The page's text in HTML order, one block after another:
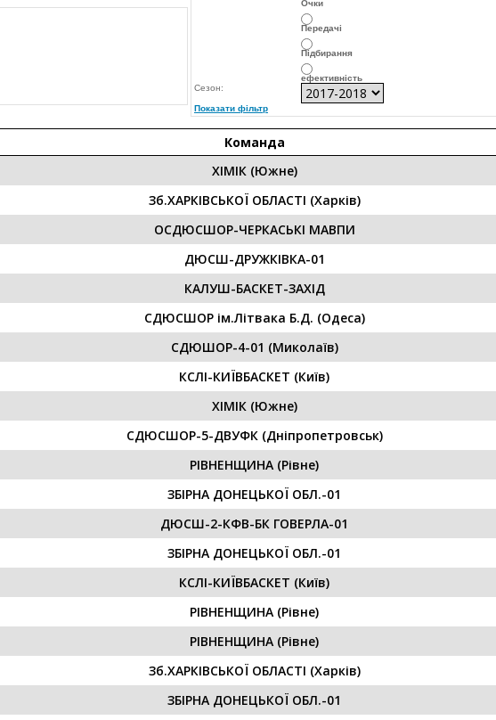
Очки
Передачі
Підбирання
ефективність
Сезон:
Показати фільтр
Команда
ХІМІК (Южне)
Зб.ХАРКІВСЬКОЇ ОБЛАСТІ (Харків)
ОСДЮСШОР-ЧЕРКАСЬКІ МАВПИ
ДЮСШ-ДРУЖКІВКА-01
КАЛУШ-БАСКЕТ-ЗАХІД
СДЮСШОР ім.Літвака Б.Д. (Одеса)
СДЮШОР-4-01 (Миколаїв)
КСЛІ-КИЇВБАСКЕТ (Київ)
ХІМІК (Южне)
СДЮСШОР-5-ДВУФК (Дніпропетровськ)
РІВНЕНЩИНА (Рівне)
ЗБІРНА ДОНЕЦЬКОЇ ОБЛ.-01
ДЮСШ-2-КФВ-БК ГОВЕРЛА-01
ЗБІРНА ДОНЕЦЬКОЇ ОБЛ.-01
КСЛІ-КИЇВБАСКЕТ (Київ)
РІВНЕНЩИНА (Рівне)
РІВНЕНЩИНА (Рівне)
Зб.ХАРКІВСЬКОЇ ОБЛАСТІ (Харків)
ЗБІРНА ДОНЕЦЬКОЇ ОБЛ.-01